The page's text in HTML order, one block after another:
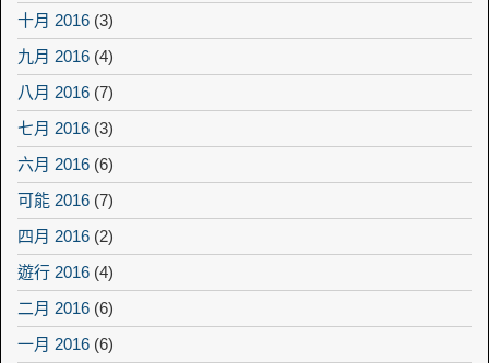
十月 2016 (3)
九月 2016 (4)
八月 2016 (7)
七月 2016 (3)
六月 2016 (6)
可能 2016 (7)
四月 2016 (2)
遊行 2016 (4)
二月 2016 (6)
一月 2016 (6)